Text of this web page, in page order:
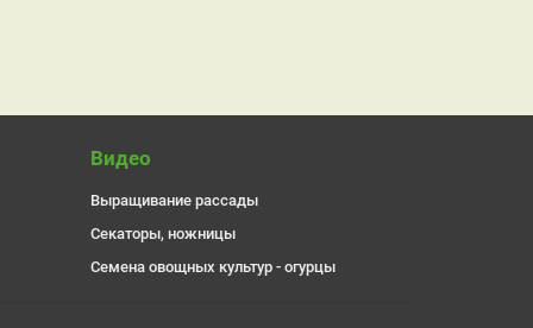
Видео
Выращивание рассады
Секаторы, ножницы
Семена овощных культур - огурцы